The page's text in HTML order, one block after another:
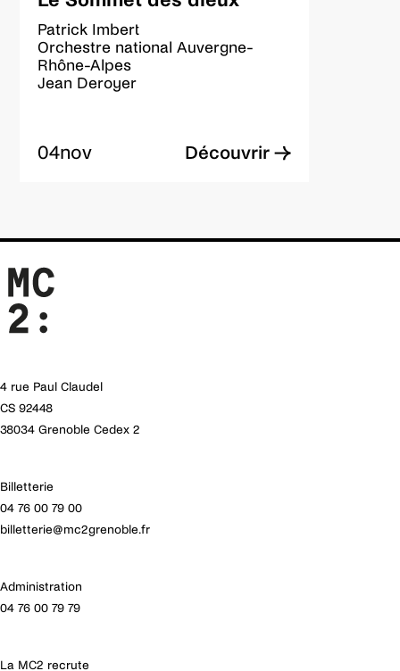
Patrick Imbert
Orchestre national Auvergne-
Rhône-Alpes
Jean Deroyer
nov
04 Découvrir →
4 rue Paul Claudel
CS 92448
38034 Grenoble Cedex 2
Billetterie
04 76 00 79 00
billetterie@mc2grenoble.fr
Administration
04 76 00 79 79
La MC2 recrute